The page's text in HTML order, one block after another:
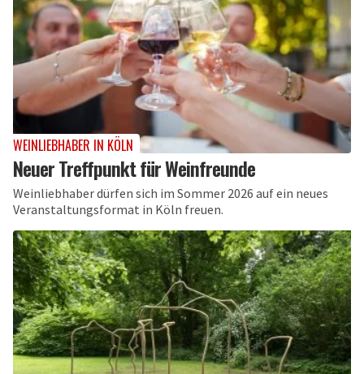
WEINLIEBHABER IN KÖLN
Neuer Treffpunkt für Weinfreunde
Weinliebhaber dürfen sich im Sommer 2026 auf ein neues
Veranstaltungsformat in Köln freuen.